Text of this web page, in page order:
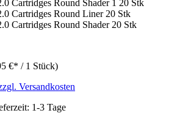
€* / 1 Stück)
Versandkosten
1-3 Tage